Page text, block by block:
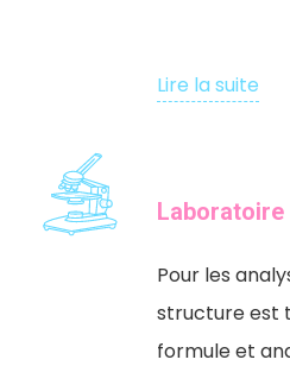
Lire la suite
Laboratoire
Pour les
structure est
formule et